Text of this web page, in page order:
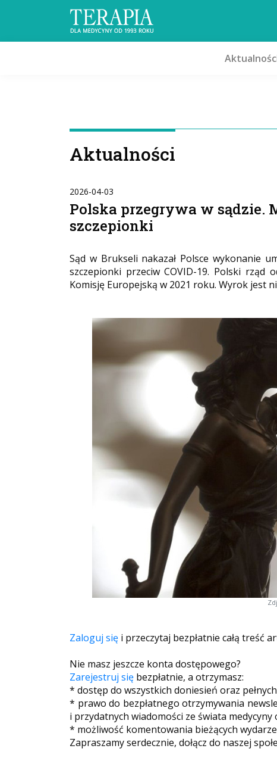
Aktualności
2026-04-03
Polska przegrywa w sądzie.
szczepionki
Sąd w Brukseli nakazał Polsce wykonanie
szczepionki przeciw COVID-19. Polski rząd
Komisję Europejską w 2021 roku. Wyrok jest
Zaloguj się i przeczytaj bezpłatnie całą treść
Nie masz jeszcze konta dostępowego?
Zarejestruj się bezpłatnie, a otrzymasz:
* dostęp do wszystkich doniesień oraz
* prawo do bezpłatnego otrzymywania
i przydatnych wiadomości ze świata
* możliwość komentowania bieżących
Zapraszamy serdecznie, dołącz do naszej